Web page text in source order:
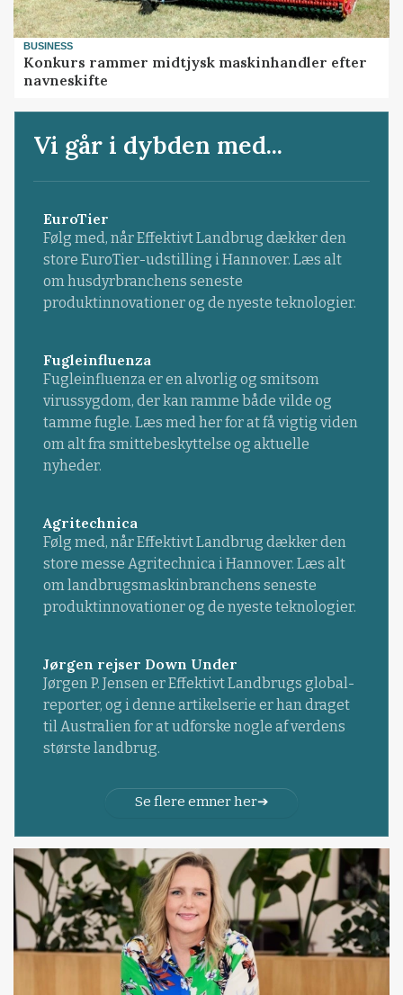
BUSINESS
Konkurs rammer midtjysk maskinhandler efter
navneskifte
Vi går i dybden med...
EuroTier
Følg med, når Effektivt Landbrug dækker den
store EuroTier-udstilling i Hannover. Læs alt
om husdyrbranchens seneste
produktinnovationer og de nyeste teknologier.
Fugleinfluenza
Fugleinfluenza er en alvorlig og smitsom
virussygdom, der kan ramme både vilde og
tamme fugle. Læs med her for at få vigtig viden
om alt fra smittebeskyttelse og aktuelle
nyheder.
Agritechnica
Følg med, når Effektivt Landbrug dækker den
store messe Agritechnica i Hannover. Læs alt
om landbrugsmaskinbranchens seneste
produktinnovationer og de nyeste teknologier.
Jørgen rejser Down Under
Jørgen P. Jensen er Effektivt Landbrugs global-
reporter, og i denne artikelserie er han draget
til Australien for at udforske nogle af verdens
største landbrug.
Se flere emner her